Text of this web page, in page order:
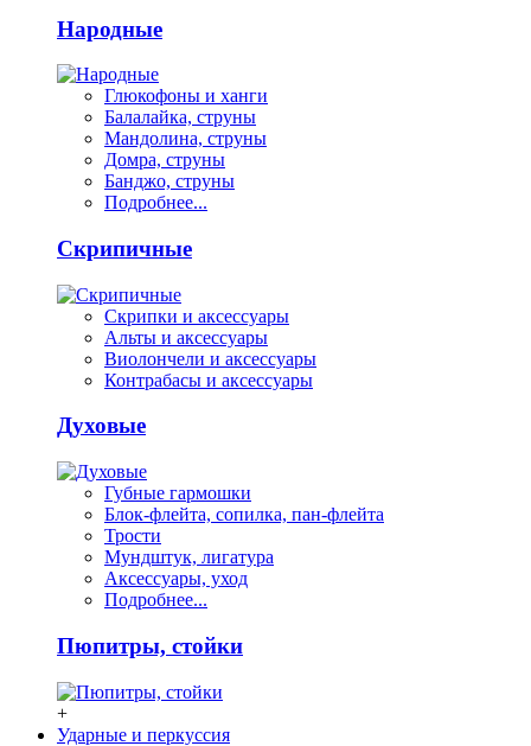
Народные
Глюкофоны и ханги
Балалайка, струны
Мандолина, струны
Домра, струны
Банджо, струны
Подробнее...
Скрипичные
Скрипки и аксессуары
Альты и аксессуары
Виолончели и аксессуары
Контрабасы и аксессуары
Духовые
Губные гармошки
Блок-флейта, сопилка, пан-флейта
Трости
Мундштук, лигатура
Аксессуары, уход
Подробнее...
Пюпитры, стойки
+
Ударные и перкуссия